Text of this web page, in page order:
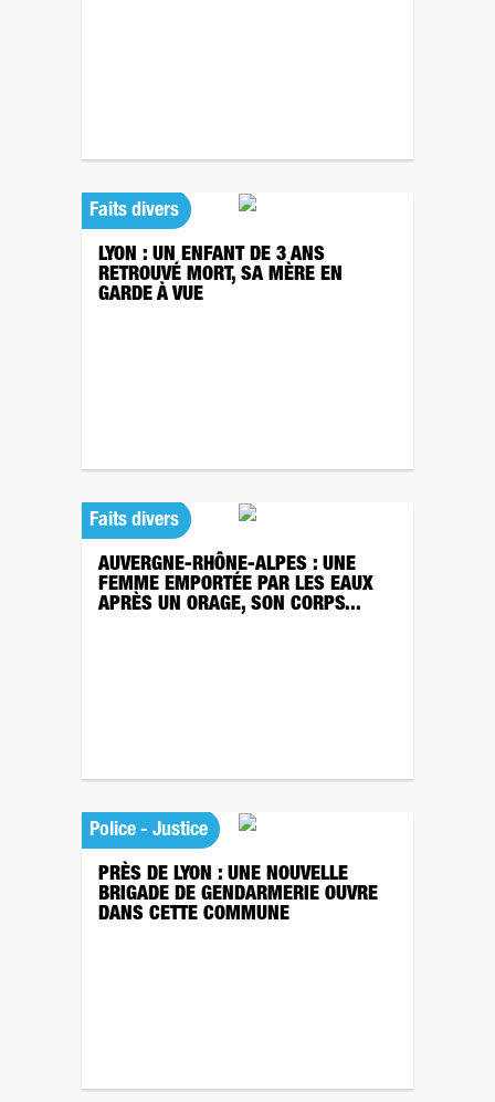
Faits divers
LYON : UN ENFANT DE 3 ANS
RETROUVÉ MORT, SA MÈRE EN
GARDE À VUE
Faits divers
AUVERGNE-RHÔNE-ALPES : UNE
FEMME EMPORTÉE PAR LES EAUX
APRÈS UN ORAGE, SON CORPS...
Police - Justice
PRÈS DE LYON : UNE NOUVELLE
BRIGADE DE GENDARMERIE OUVRE
DANS CETTE COMMUNE